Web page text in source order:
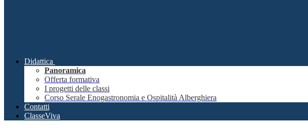
Didattica
Panoramica
Offerta formativa
I progetti delle classi
Corso Serale Enogastronomia e Ospitalità Alberghiera
Contatti
ClasseViva